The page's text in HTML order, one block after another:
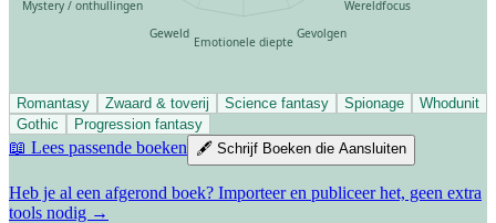
Wereldfocus
Gevolgen
Emotionele diepte
Geweld
Mystery / onthullingen
Romantasy Zwaard & toverij Science fantasy Spionage
Whodunit
Gothic
Progression fantasy
📖 Lees passende boeken 🖋️ Schrijf Boeken die Aansluiten
Heb je al een afgerond boek? Importeer en publiceer het, geen extra
tools nodig →